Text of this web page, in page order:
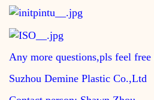
Any more questions,pls feel
Suzhou Demine Plastic Co.,Ltd